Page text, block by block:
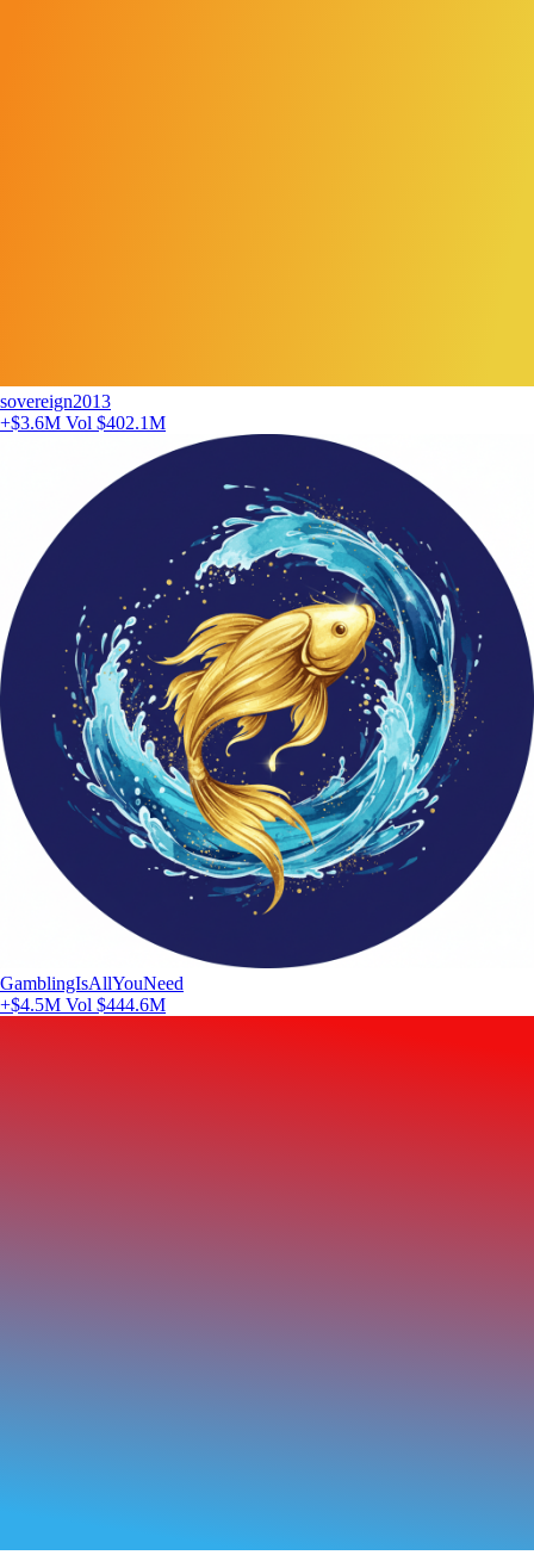
sovereign2013
+$3.6M Vol $402.1M
GamblingIsAllYouNeed
+$4.5M Vol $444.6M